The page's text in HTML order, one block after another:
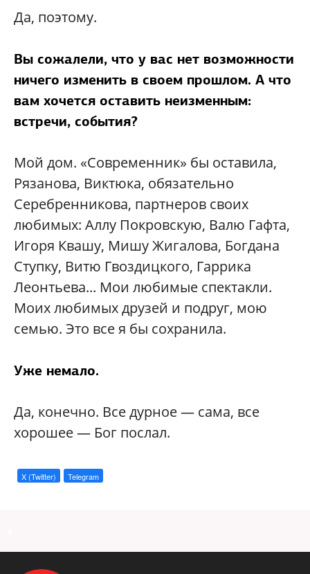
Да, поэтому.
Вы сожалели, что у вас нет возможности
ничего изменить в своем прошлом. А что
вам хочется оставить неизменным:
встречи, события?
Мой дом. «Современник» бы оставила,
Рязанова, Виктюка, обязательно
Серебренникова, партнеров своих
любимых: Аллу Покровскую, Валю Гафта,
Игоря Квашу, Мишу Жигалова, Богдана
Ступку, Витю Гвоздицкого, Гаррика
Леонтьева... Мои любимые спектакли.
Моих любимых друзей и подруг, мою
семью. Это все я бы сохранила.
Уже немало.
Да, конечно. Все дурное — сама, все
хорошее — Бог послал.
X (Twitter) Telegram